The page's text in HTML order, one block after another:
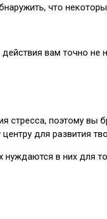
что
вам точно не
поэтому вы
для развития
в них для